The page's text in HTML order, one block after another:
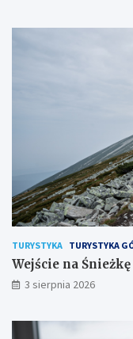
TURYSTYKA TURYSTYKA
Wejście na
3 sierpnia 2026